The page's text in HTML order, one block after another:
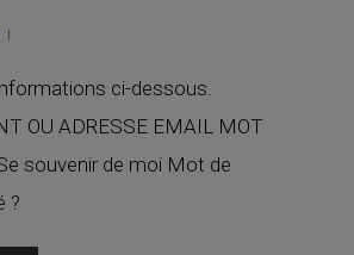
ci-dessous.
OU ADRESSE EMAIL MOT
souvenir de moi Mot de
?